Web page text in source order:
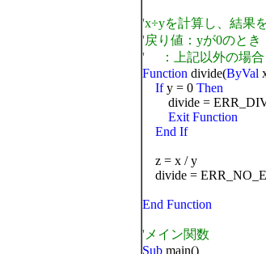
'x÷yを計算し、結果
'戻り値：yが0のとき
' ：上記以外の場合
Function divide(ByVal
Ify = 0 Then
divide =
Exit Function
End If
z = x / y
divide =
End Function
'メイン関数
Sub main()